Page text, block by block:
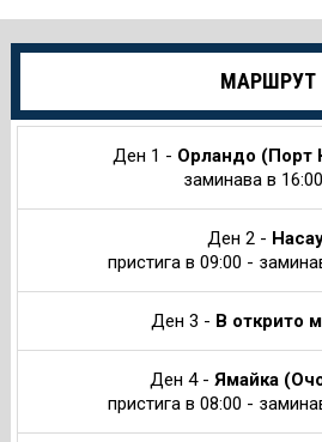
Още
за
МАРШРУТ
Ден 1 - Орландо (Порт
заминава в 16:00
Ден 2 -
пристига в 09:00 -
Ден 3 - В открито
Ден 4 - Ямайка
пристига в 08:00 -